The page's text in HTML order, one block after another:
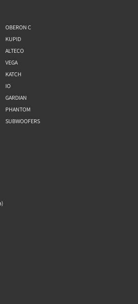
OBERON C
KUPID
ALTECO
VEGA
KATCH
IO
GARDIAN
PHANTOM
SUBWOOFERS